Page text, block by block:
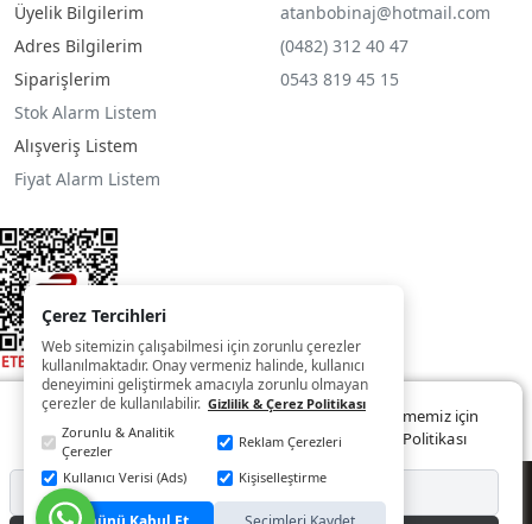
Web sitemizde size daha iyi ve kaliteli hizmet sunabilmemiz için
çerezler kullanılmaktadır. Detaylar:Gizlilik ve Çerez Politikası
Reddet
Üyelik Bilgilerim
Adres Bilgilerim
Siparişlerim
Stok Alarm Listem
Alışveriş Listem
Fiyat Alarm Listem
atanbobinaj@hotmail.com
(0482) 312 40 47
0543 819 45 15
© Copyright 2022 - 2025
Çerez Tercihleri
Web sitemizin çalışabilmesi için zorunlu çerezler
kullanılmaktadır. Onay vermeniz halinde, kullanıcı
deneyimini geliştirmek amacıyla zorunlu olmayan
çerezler de kullanılabilir. Gizlilik & Çerez Politikası
Zorunlu & Analitik
Çerezler
Reklam Çerezleri
Kullanıcı Verisi (Ads)
Kişiselleştirme